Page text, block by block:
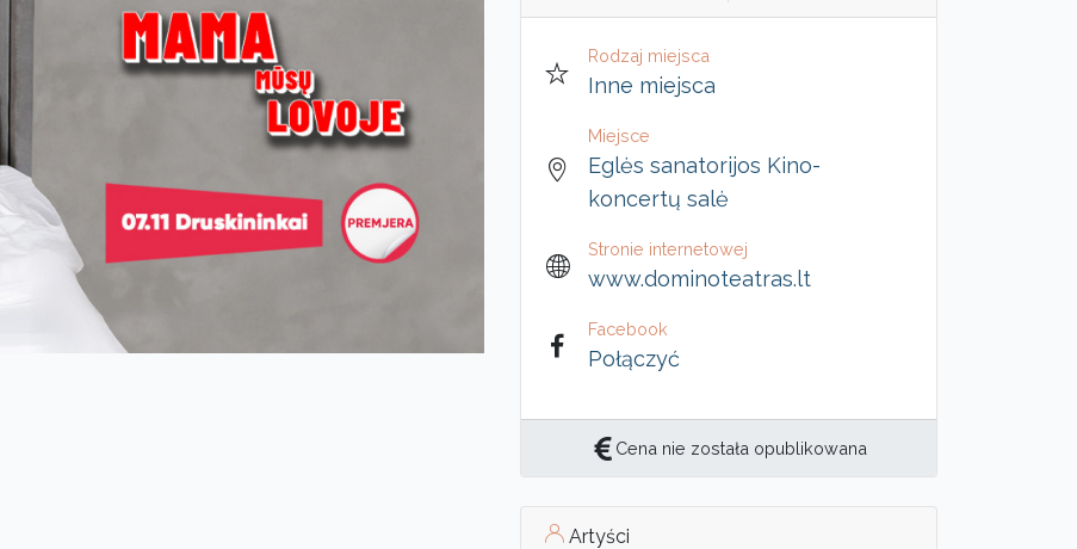
Rodzaj miejsca
Inne miejsca
Miejsce
Eglės sanatorijos Kino-
koncertų salė
Stronie internetowej
www.dominoteatras.lt
Facebook
Połączyć
Cena nie została opublikowana
Artyści